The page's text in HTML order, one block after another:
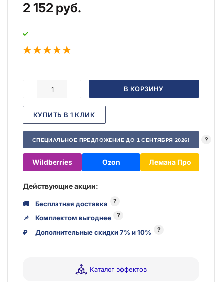
2 152 руб.
В КОРЗИНУ
КУПИТЬ В 1 КЛИК
СПЕЦИАЛЬНОЕ ПРЕДЛОЖЕНИЕ ДО 1 СЕНТЯБРЯ 2026! ?
Wildberries Ozon Лемана Про
Действующие акции:
🚚 Бесплатная доставка ?
📌 Комплектом выгоднее ?
₽ Дополнительные скидки 7% и 10% ?
Каталог эффектов